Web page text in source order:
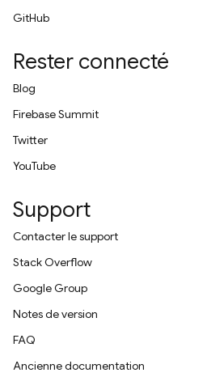
GitHub
Rester connecté
Blog
Firebase Summit
Twitter
YouTube
Support
Contacter le support
Stack Overflow
Google Group
Notes de version
FAQ
Ancienne documentation